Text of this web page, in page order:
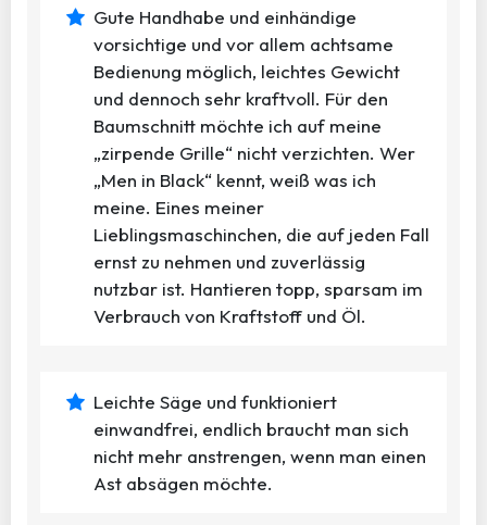
Gute Handhabe und einhändige
vorsichtige und vor allem achtsame
Bedienung möglich, leichtes Gewicht
und dennoch sehr kraftvoll. Für den
Baumschnitt möchte ich auf meine
„zirpende Grille“ nicht verzichten. Wer
„Men in Black“ kennt, weiß was ich
meine. Eines meiner
Lieblingsmaschinchen, die auf jeden Fall
ernst zu nehmen und zuverlässig
nutzbar ist. Hantieren topp, sparsam im
Verbrauch von Kraftstoff und Öl.
Leichte Säge und funktioniert
einwandfrei, endlich braucht man sich
nicht mehr anstrengen, wenn man einen
Ast absägen möchte.